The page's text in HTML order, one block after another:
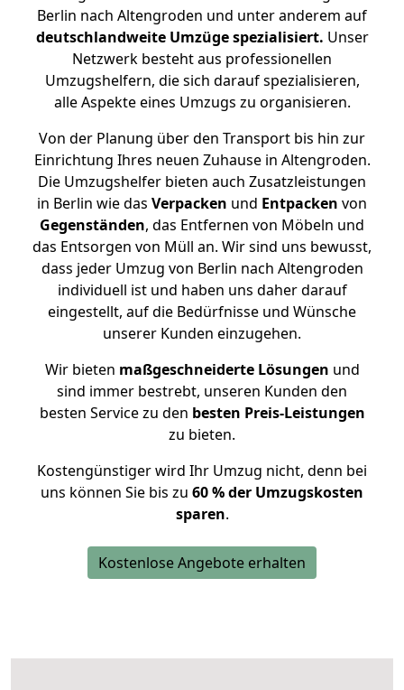
Berlin nach Altengroden und unter anderem auf
deutschlandweite Umzüge spezialisiert. Unser
Netzwerk besteht aus professionellen
Umzugshelfern, die sich darauf spezialisieren,
alle Aspekte eines Umzugs zu organisieren.
Von der Planung über den Transport bis hin zur
Einrichtung Ihres neuen Zuhause in Altengroden.
Die Umzugshelfer bieten auch Zusatzleistungen
in Berlin wie das Verpacken und Entpacken von
Gegenständen, das Entfernen von Möbeln und
das Entsorgen von Müll an. Wir sind uns bewusst,
dass jeder Umzug von Berlin nach Altengroden
individuell ist und haben uns daher darauf
eingestellt, auf die Bedürfnisse und Wünsche
unserer Kunden einzugehen.
Wir bieten maßgeschneiderte Lösungen und
sind immer bestrebt, unseren Kunden den
besten Service zu den besten Preis-Leistungen
zu bieten.
Kostengünstiger wird Ihr Umzug nicht, denn bei
uns können Sie bis zu 60 % der Umzugskosten
sparen.
Kostenlose Angebote erhalten